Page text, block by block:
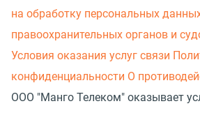
на обработку персональных
правоохранительных органов и
Условия оказания услуг связи
конфиденциальности О
ООО "Манго Телеком" оказывает